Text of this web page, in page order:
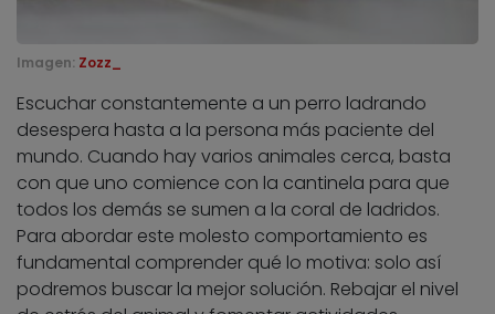
Imagen: Zozz_
Escuchar constantemente a un perro ladrando
desespera hasta a la persona más paciente del
mundo. Cuando hay varios animales cerca, basta
con que uno comience con la cantinela para que
todos los demás se sumen a la coral de ladridos.
Para abordar este molesto comportamiento es
fundamental comprender qué lo motiva: solo así
podremos buscar la mejor solución. Rebajar el nivel